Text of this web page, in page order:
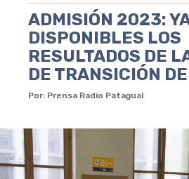
ADMISIÓN 2023:
DISPONIBLES LOS
RESULTADOS DE
DE TRANSICIÓN
Por: Prensa Radio Patagual